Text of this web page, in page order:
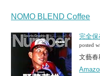
NOMO BLEND Coffee
完全保
posted
文藝春